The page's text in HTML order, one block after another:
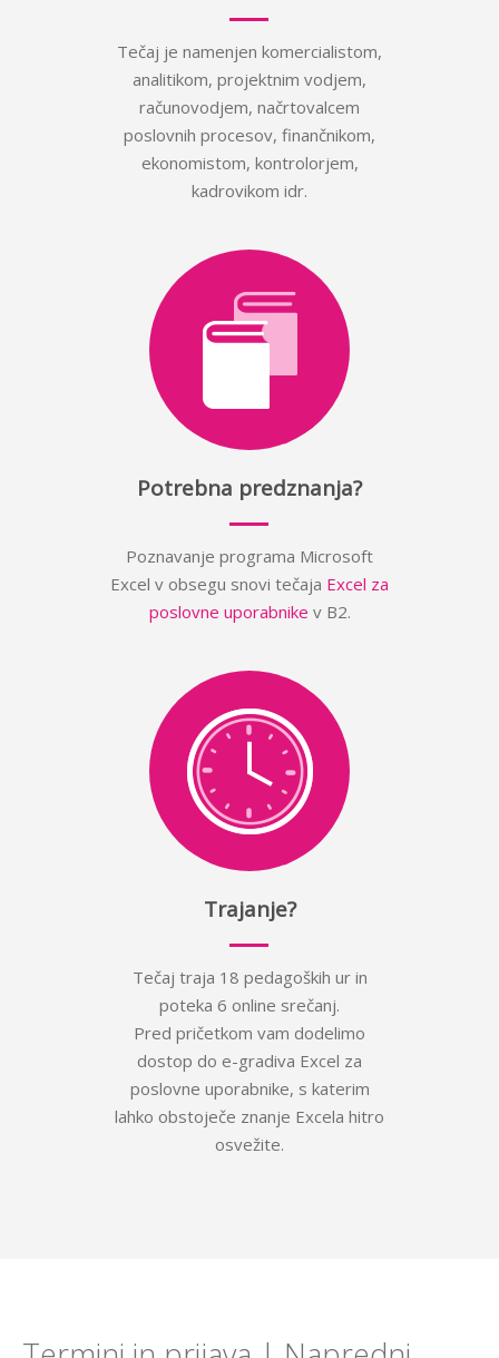
Tečaj je namenjen komercialistom,
analitikom, projektnim vodjem,
računovodjem, načrtovalcem
poslovnih procesov, finančnikom,
ekonomistom, kontrolorjem,
kadrovikom idr.
Potrebna predznanja?
Poznavanje programa Microsoft
Excel v obsegu snovi tečaja Excel za
poslovne uporabnike v B2.
Trajanje?
Tečaj traja 18 pedagoških ur in
poteka 6 online srečanj.
Pred pričetkom vam dodelimo
dostop do e-gradiva Excel za
poslovne uporabnike, s katerim
lahko obstoječe znanje Excela hitro
osvežite.